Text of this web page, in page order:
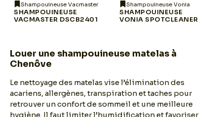
Shampouineuse Vacmaster
SHAMPOUINEUSE
VACMASTER DSCB2401
Shampouineuse Vonia
SHAMPOUINEUSE
VONIA SPOTCLEANER
Louer une shampouineuse matelas à
Chenôve
Le nettoyage des matelas vise l’élimination des
acariens, allergènes, transpiration et taches pour
retrouver un confort de sommeil et une meilleure
hygiène. Il faut limiter l’humidification et favoriser